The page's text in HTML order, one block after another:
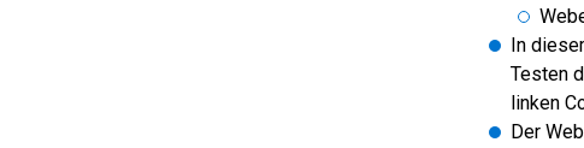
In
Testen
linken
Der